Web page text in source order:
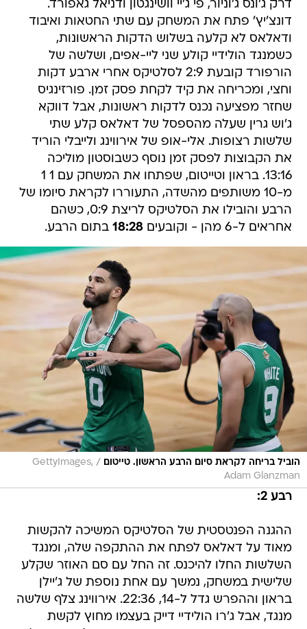
דרק ג'ונס ג'וניור, פי ג'יי וושינגטון ודניאל גאפורד.
דונצ'יץ' פתח את המשחק עם שתי החטאות ואיבוד
ודאלאס לא קלעה בשלוש הדקות הראשונות,
כשמנגד הולידיי קולע שני ליי-אפים, ושלשה של
הורפורד קובעת 2:9 לסלטיקס אחרי ארבע דקות
וחצי, ומכריחה את קיד לקחת פסק זמן. פורזינגיס
שחזר מפציעה נכנס לדקות ראשונות, אבל דווקא
ג'וש גרין שעלה מהספסל של דאלאס קלע שתי
שלשות רצופות. אלי-אופ של אירווינג ולייבלי הוריד
את הקבוצות לפסק זמן נוסף כשבוסטון מוליכה
13:16. בראון וטייטום, שפתחו את המשחק עם 1 1
מ-10 משותפים מהשדה, התעוררו לקראת סיומו של
הרבע והובילו את הסלטיקס לריצת 0:9, כשהם
אחראים ל-6 מהן - וקובעים
18:28 בתום הרבע.
הוביל בריחה לקראת סיום הרבע הראשון. טייטום /
GettyImages,
Adam Glanzman
רבע 2:
ההגנה הפנטסטית של הסלטיקס המשיכה להקשות
מאוד על דאלאס לפתח את ההתקפה שלה, ומנגד
השלשות החלו להיכנס. זה החל עם סם האוזר שקלע
שלישית במשחק, נמשך עם אחת נוספת של ג'יילן
בראון וההפרש גדל ל-14, 22:36. אירווינג צלף שלשה
מנגד, אבל ג'רו הולידיי דייק בעצמו מחוץ לקשת